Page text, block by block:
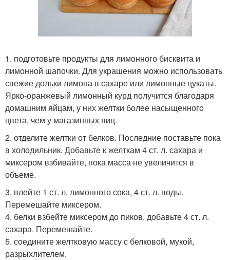
1. подготовьте продукты для лимонного бисквита и
лимонной шапочки. Для украшения можно использовать
свежие дольки лимона в сахаре или лимонные цукаты.
Ярко-оранжевый лимонный курд получится благодаря
домашним яйцам, у них желтки более насыщенного
цвета, чем у магазинных яиц.
2. отделите желтки от белков. Последние поставьте пока
в холодильник. Добавьте к желткам 4 ст. л. сахара и
миксером взбивайте, пока масса не увеличится в
объеме.
3. влейте 1 ст. л. лимонного сока, 4 ст. л. воды.
Перемешайте миксером.
4. белки взбейте миксером до пиков, добавьте 4 ст. л.
сахара. Перемешайте.
5. соедините желтковую массу с белковой, мукой,
разрыхлителем.